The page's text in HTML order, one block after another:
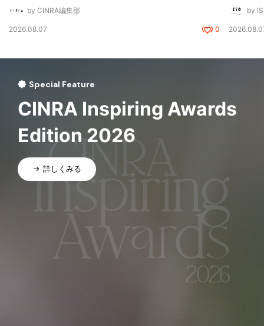
by CINRA編集部
2026.08.07 0
by
Special Feature
CINRA Inspiring Awards
Edition 2026
詳しくみる